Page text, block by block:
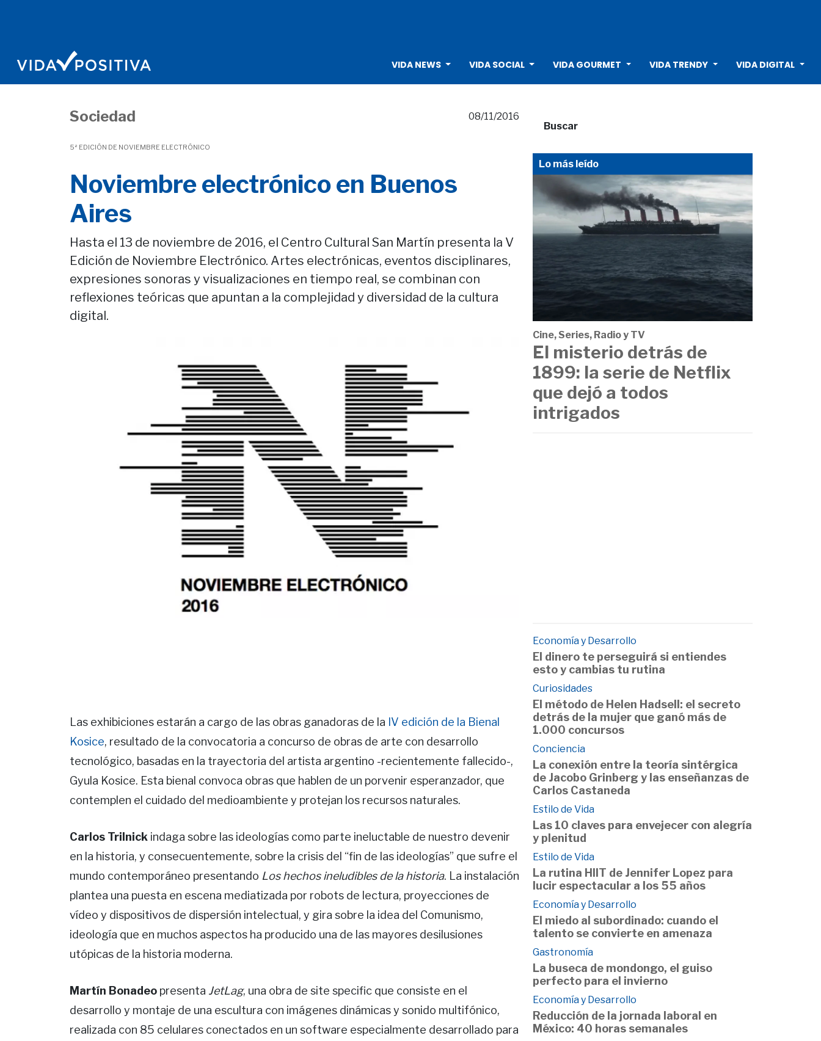
VIDA NEWS VIDA SOCIAL VIDA GOURMET VIDA TRENDY VIDA DIGITAL
Sociedad
5ª EDICIÓN DE NOVIEMBRE ELECTRÓNICO
08/11/2016
Noviembre electrónico en Buenos
Aires
Hasta el 13 de noviembre de 2016, el Centro Cultural San Martín presenta la V
Edición de Noviembre Electrónico. Artes electrónicas, eventos disciplinares,
expresiones sonoras y visualizaciones en tiempo real, se combinan con
reflexiones teóricas que apuntan a la complejidad y diversidad de la cultura
digital.
Las exhibiciones estarán a cargo de las obras ganadoras de la IV edición de la Bienal
Kosice, resultado de la convocatoria a concurso de obras de arte con desarrollo
tecnológico, basadas en la trayectoria del artista argentino -recientemente fallecido-,
Gyula Kosice. Esta bienal convoca obras que hablen de un porvenir esperanzador, que
contemplen el cuidado del medioambiente y protejan los recursos naturales.
Carlos Trilnick indaga sobre las ideologías como parte ineluctable de nuestro devenir
en la historia, y consecuentemente, sobre la crisis del “fin de las ideologías” que sufre el
mundo contemporáneo presentando Los hechos ineludibles de la historia. La instalación
plantea una puesta en escena mediatizada por robots de lectura, proyecciones de
vídeo y dispositivos de dispersión intelectual, y gira sobre la idea del Comunismo,
ideología que en muchos aspectos ha producido una de las mayores desilusiones
utópicas de la historia moderna.
Martín Bonadeo presenta JetLag, una obra de site specific que consiste en el
desarrollo y montaje de una escultura con imágenes dinámicas y sonido multifónico,
realizada con 85 celulares conectados en un software especialmente desarrollado para
Buscar
Lo más leído
Cine, Series, Radio y TV
El misterio detrás de
1899: la serie de Netflix
que dejó a todos
intrigados
Economía y Desarrollo
El dinero te perseguirá si entiendes
esto y cambias tu rutina
Curiosidades
El método de Helen Hadsell: el secreto
detrás de la mujer que ganó más de
1.000 concursos
Conciencia
La conexión entre la teoría sintérgica
de Jacobo Grinberg y las enseñanzas de
Carlos Castaneda
Estilo de Vida
Las 10 claves para envejecer con alegría
y plenitud
Estilo de Vida
La rutina HIIT de Jennifer Lopez para
lucir espectacular a los 55 años
Economía y Desarrollo
El miedo al subordinado: cuando el
talento se convierte en amenaza
Gastronomía
La buseca de mondongo, el guiso
perfecto para el invierno
Economía y Desarrollo
Reducción de la jornada laboral en
México: 40 horas semanales